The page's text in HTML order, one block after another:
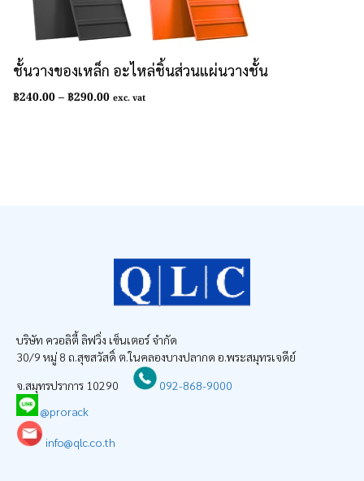
ชั้นวางของเหล็ก อะไหล่ชิ้นส่วนแผ่นวางชั้น
฿240.00–฿290.00Price
exc. vat
บริษัท ควอลิตี้ ลิฟวิ่ง เซ็นเตอร์ จำกัด
30/9 หมู่ 8 ถ.สุขสวัสดิ์ ต.ในคลองบางปลากด อ.พระสมุทรเจดีย์
จ.สมุทรปราการ 10290
092-868-9000
@prorack
info@qlc.co.th